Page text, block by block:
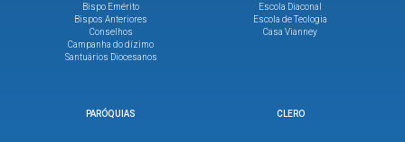
Bispo Emérito
Bispos Anteriores
Conselhos
Campanha do dízimo
Santuários Diocesanos
Escola Diaconal
Escola de Teologia
Casa Vianney
PARÓQUIAS CLERO